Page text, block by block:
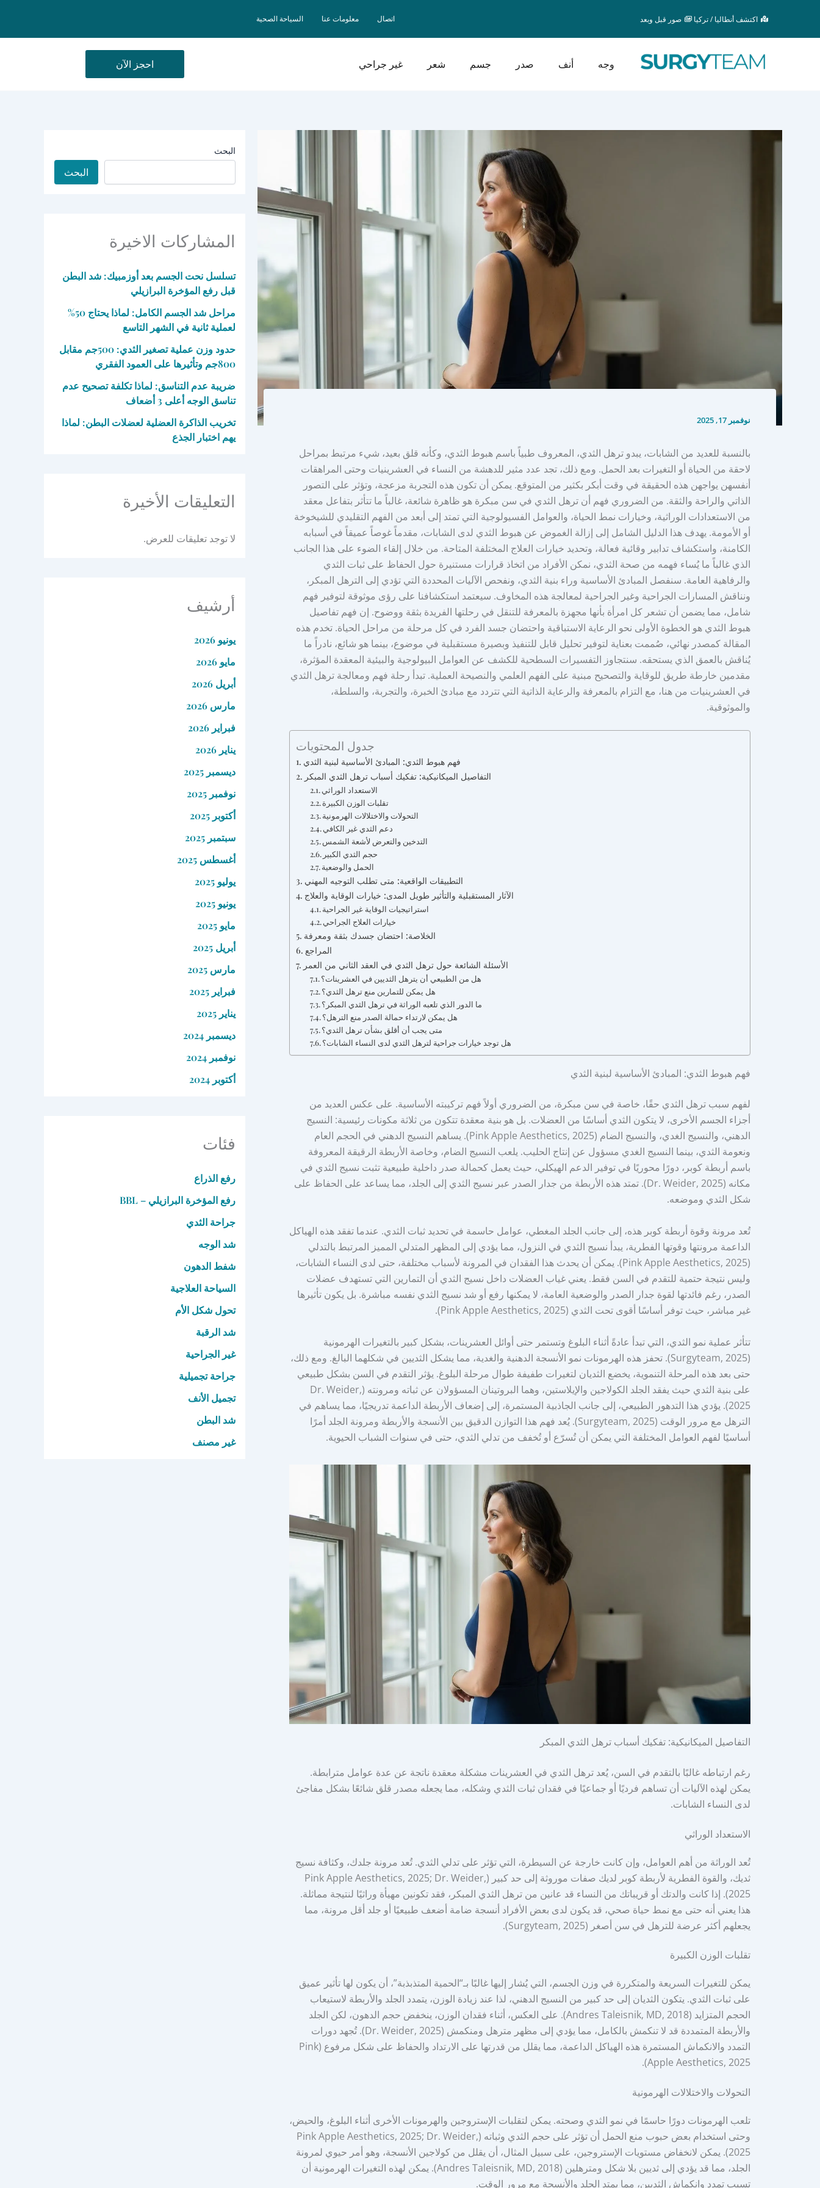
المحتوى
اكتشف أنطاليا / تركيا صور قبل وبعد اتصال معلومات عنا السياحة الصحية
وجه أنف صدر جسم شعر غير جراحي احجز الآن
نوفمبر 17, 2025
بالنسبة للعديد من الشابات، يبدو ترهل الثدي، المعروف طبياً باسم هبوط الثدي، وكأنه قلق بعيد، شيء مرتبط بمراحل
لاحقة من الحياة أو التغيرات بعد الحمل. ومع ذلك، تجد عدد مثير للدهشة من النساء في العشرينيات وحتى المراهقات
أنفسهن يواجهن هذه الحقيقة في وقت أبكر بكثير من المتوقع. يمكن أن تكون هذه التجربة مزعجة، وتؤثر على التصور
الذاتي والراحة والثقة. من الضروري فهم أن ترهل الثدي في سن مبكرة هو ظاهرة شائعة، غالباً ما تتأثر بتفاعل معقد
من الاستعدادات الوراثية، وخيارات نمط الحياة، والعوامل الفسيولوجية التي تمتد إلى أبعد من الفهم التقليدي للشيخوخة
أو الأمومة. يهدف هذا الدليل الشامل إلى إزالة الغموض عن هبوط الثدي لدى الشابات، مقدماً غوصاً عميقاً في أسبابه
الكامنة، واستكشاف تدابير وقائية فعالة، وتحديد خيارات العلاج المختلفة المتاحة. من خلال إلقاء الضوء على هذا الجانب
الذي غالباً ما يُساء فهمه من صحة الثدي، نمكن الأفراد من اتخاذ قرارات مستنيرة حول الحفاظ على ثبات الثدي
والرفاهية العامة. سنفصل المبادئ الأساسية وراء بنية الثدي، ونفحص الآليات المحددة التي تؤدي إلى الترهل المبكر،
ونناقش المسارات الجراحية وغير الجراحية لمعالجة هذه المخاوف. سيعتمد استكشافنا على رؤى موثوقة لتوفير فهم
شامل، مما يضمن أن تشعر كل امرأة بأنها مجهزة بالمعرفة للتنقل في رحلتها الفريدة بثقة ووضوح. إن فهم تفاصيل
هبوط الثدي هو الخطوة الأولى نحو الرعاية الاستباقية واحتضان جسد الفرد في كل مرحلة من مراحل الحياة. تخدم هذه
المقالة كمصدر نهائي، صُممت بعناية لتوفير تحليل قابل للتنفيذ وبصيرة مستقبلية في موضوع، بينما هو شائع، نادراً ما
يُناقش بالعمق الذي يستحقه. سنتجاوز التفسيرات السطحية للكشف عن العوامل البيولوجية والبيئية المعقدة المؤثرة،
مقدمين خارطة طريق للوقاية والتصحيح مبنية على الفهم العلمي والنصيحة العملية. تبدأ رحلة فهم ومعالجة ترهل الثدي
في العشرينيات من هنا، مع التزام بالمعرفة والرعاية الذاتية التي تتردد مع مبادئ الخبرة، والتجربة، والسلطة،
والموثوقية.
جدول المحتويات
فهم هبوط الثدي: المبادئ الأساسية لبنية الثدي
التفاصيل الميكانيكية: تفكيك أسباب ترهل الثدي المبكر
الاستعداد الوراثي
تقلبات الوزن الكبيرة
التحولات والاختلالات الهرمونية
دعم الثدي غير الكافي
التدخين والتعرض لأشعة الشمس
حجم الثدي الكبير
الحمل والوضعية
التطبيقات الواقعية: متى تطلب التوجيه المهني
الآثار المستقبلية والتأثير طويل المدى: خيارات الوقاية والعلاج
استراتيجيات الوقاية غير الجراحية
خيارات العلاج الجراحي
الخلاصة: احتضان جسدك بثقة ومعرفة
المراجع
الأسئلة الشائعة حول ترهل الثدي في العقد الثاني من العمر
هل من الطبيعي أن يترهل الثديين في العشرينات؟
هل يمكن للتمارين منع ترهل الثدي؟
ما الدور الذي تلعبه الوراثة في ترهل الثدي المبكر؟
هل يمكن لارتداء حمالة الصدر منع الترهل؟
متى يجب أن أقلق بشأن ترهل الثدي؟
هل توجد خيارات جراحية لترهل الثدي لدى النساء الشابات؟
فهم هبوط الثدي: المبادئ الأساسية لبنية الثدي
لفهم سبب ترهل الثدي حقًا، خاصة في سن مبكرة، من الضروري أولاً فهم تركيبته الأساسية. على عكس العديد من
أجزاء الجسم الأخرى، لا يتكون الثدي أساسًا من العضلات. بل هو بنية معقدة تتكون من ثلاثة مكونات رئيسية: النسيج
الدهني، والنسيج الغدي، والنسيج الضام (Pink Apple Aesthetics, 2025). يساهم النسيج الدهني في الحجم العام
ونعومة الثدي، بينما النسيج الغدي مسؤول عن إنتاج الحليب. يلعب النسيج الضام، وخاصة الأربطة الرقيقة المعروفة
باسم أربطة كوبر، دورًا محوريًا في توفير الدعم الهيكلي، حيث يعمل كحمالة صدر داخلية طبيعية تثبت نسيج الثدي في
مكانه (Dr. Weider, 2025). تمتد هذه الأربطة من جدار الصدر عبر نسيج الثدي إلى الجلد، مما يساعد على الحفاظ على
شكل الثدي وموضعه.
تُعد مرونة وقوة أربطة كوبر هذه، إلى جانب الجلد المغطي، عوامل حاسمة في تحديد ثبات الثدي. عندما تفقد هذه الهياكل
الداعمة مرونتها وقوتها الفطرية، يبدأ نسيج الثدي في النزول، مما يؤدي إلى المظهر المتدلي المميز المرتبط بالتدلي
(Pink Apple Aesthetics, 2025). يمكن أن يحدث هذا الفقدان في المرونة لأسباب مختلفة، حتى لدى النساء الشابات،
وليس نتيجة حتمية للتقدم في السن فقط. يعني غياب العضلات داخل نسيج الثدي أن التمارين التي تستهدف عضلات
الصدر، رغم فائدتها لقوة جدار الصدر والوضعية العامة، لا يمكنها رفع أو شد نسيج الثدي نفسه مباشرة. بل يكون تأثيرها
غير مباشر، حيث توفر أساسًا أقوى تحت الثدي (Pink Apple Aesthetics, 2025).
تتأثر عملية نمو الثدي، التي تبدأ عادةً أثناء البلوغ وتستمر حتى أوائل العشرينات، بشكل كبير بالتغيرات الهرمونية
(Surgyteam, 2025). تحفز هذه الهرمونات نمو الأنسجة الدهنية والغدية، مما يشكل الثديين في شكلهما البالغ. ومع ذلك،
حتى بعد هذه المرحلة التنموية، يخضع الثديان لتغيرات طفيفة طوال مرحلة البلوغ. يؤثر التقدم في السن بشكل طبيعي
على بنية الثدي حيث يفقد الجلد الكولاجين والإيلاستين، وهما البروتينان المسؤولان عن ثباته ومرونته (Dr. Weider,
2025). يؤدي هذا التدهور الطبيعي، إلى جانب الجاذبية المستمرة، إلى إضعاف الأربطة الداعمة تدريجيًا، مما يساهم في
الترهل مع مرور الوقت (Surgyteam, 2025). يُعد فهم هذا التوازن الدقيق بين الأنسجة والأربطة ومرونة الجلد أمرًا
أساسيًا لفهم العوامل المختلفة التي يمكن أن تُسرّع أو تُخفف من تدلي الثدي، حتى في سنوات الشباب الحيوية.
التفاصيل الميكانيكية: تفكيك أسباب ترهل الثدي المبكر
رغم ارتباطه غالبًا بالتقدم في السن، يُعد ترهل الثدي في العشرينات مشكلة معقدة ناتجة عن عدة عوامل مترابطة.
يمكن لهذه الآليات أن تساهم فرديًا أو جماعيًا في فقدان ثبات الثدي وشكله، مما يجعله مصدر قلق شائعًا بشكل مفاجئ
لدى النساء الشابات.
الاستعداد الوراثي
تُعد الوراثة من أهم العوامل، وإن كانت خارجة عن السيطرة، التي تؤثر على تدلي الثدي. تُعد مرونة جلدك، وكثافة نسيج
ثديك، والقوة الفطرية لأربطة كوبر لديك صفات موروثة إلى حد كبير (Pink Apple Aesthetics, 2025; Dr. Weider,
2025). إذا كانت والدتك أو قريباتك من النساء قد عانين من ترهل الثدي المبكر، فقد تكونين مهيأة وراثيًا لنتيجة مماثلة.
هذا يعني أنه حتى مع نمط حياة صحي، قد يكون لدى بعض الأفراد أنسجة ضامة أضعف طبيعيًا أو جلد أقل مرونة، مما
يجعلهم أكثر عرضة للترهل في سن أصغر (Surgyteam, 2025).
تقلبات الوزن الكبيرة
يمكن للتغيرات السريعة والمتكررة في وزن الجسم، التي يُشار إليها غالبًا بـ“الحمية المتذبذبة”، أن يكون لها تأثير عميق
على ثبات الثدي. يتكون الثديان إلى حد كبير من النسيج الدهني، لذا عند زيادة الوزن، يتمدد الجلد والأربطة لاستيعاب
الحجم المتزايد (Andres Taleisnik, MD, 2018). على العكس، أثناء فقدان الوزن، ينخفض حجم الدهون، لكن الجلد
والأربطة المتمددة قد لا تنكمش بالكامل، مما يؤدي إلى مظهر مترهل ومنكمش (Dr. Weider, 2025). تُجهد دورات
التمدد والانكماش المستمرة هذه الهياكل الداعمة، مما يقلل من قدرتها على الارتداد والحفاظ على شكل مرفوع (Pink
Apple Aesthetics, 2025).
التحولات والاختلالات الهرمونية
تلعب الهرمونات دورًا حاسمًا في نمو الثدي وصحته. يمكن لتقلبات الإستروجين والهرمونات الأخرى أثناء البلوغ، والحيض،
وحتى استخدام بعض حبوب منع الحمل أن تؤثر على حجم الثدي وثباته (Pink Apple Aesthetics, 2025; Dr. Weider,
2025). يمكن لانخفاض مستويات الإستروجين، على سبيل المثال، أن يقلل من كولاجين الأنسجة، وهو أمر حيوي لمرونة
الجلد، مما قد يؤدي إلى ثديين بلا شكل ومترهلين (Andres Taleisnik, MD, 2018). يمكن لهذه التغيرات الهرمونية أن
تسبب تمدد وانكماش الثديين، مما يمتد الجلد والأنسجة مع مرور الوقت.
البحث
البحث
المشاركات الاخيرة
تسلسل نحت الجسم بعد أوزمبيك: شد البطن
قبل رفع المؤخرة البرازيلي
مراحل شد الجسم الكامل: لماذا يحتاج 50%
لعملية ثانية في الشهر التاسع
حدود وزن عملية تصغير الثدي: 500جم مقابل
800جم وتأثيرها على العمود الفقري
ضريبة عدم التناسق: لماذا تكلفة تصحيح عدم
تناسق الوجه أعلى 3 أضعاف
تخريب الذاكرة العضلية لعضلات البطن: لماذا
يهم اختبار الجذع
التعليقات الأخيرة
لا توجد تعليقات للعرض.
أرشيف
يونيو 2026
مايو 2026
أبريل 2026
مارس 2026
فبراير 2026
يناير 2026
ديسمبر 2025
نوفمبر 2025
أكتوبر 2025
سبتمبر 2025
أغسطس 2025
يوليو 2025
يونيو 2025
مايو 2025
أبريل 2025
مارس 2025
فبراير 2025
يناير 2025
ديسمبر 2024
نوفمبر 2024
أكتوبر 2024
فئات
رفع الذراع
رفع المؤخرة البرازيلي – BBL
جراحة الثدي
شد الوجه
شفط الدهون
السياحة العلاجية
تحول شكل الأم
شد الرقبة
غير الجراحية
جراحة تجميلية
تجميل الأنف
شد البطن
غير مصنف